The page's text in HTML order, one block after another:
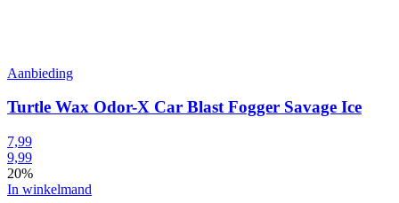
Aanbieding
Turtle Wax Odor-X Car Blast Fogger Savage Ice
7,99
9,99
20%
In winkelmand